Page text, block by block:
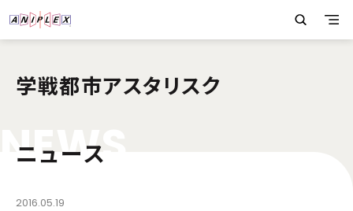
学戦都市アスタリスク
NEWS
ニュース
2016.05.19